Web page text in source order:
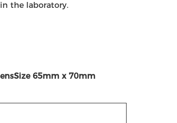
the laboratory.
65mm x 70mm